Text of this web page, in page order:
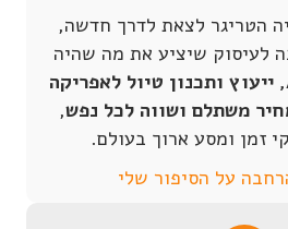
של 2017, היה הטריגר לצאת לדרך חדשה,
לעיסוק שיציע את מה שהיה
ייעוץ ותכנון טיול לאפריקה
משתלם ושווה לכל נפש,
זמן ומסע ארוך בעולם.
על הסיפור שלי